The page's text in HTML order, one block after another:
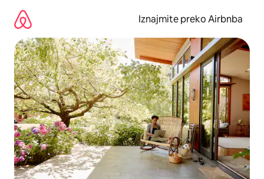
sadržaj
Iznajmite preko Airbnba